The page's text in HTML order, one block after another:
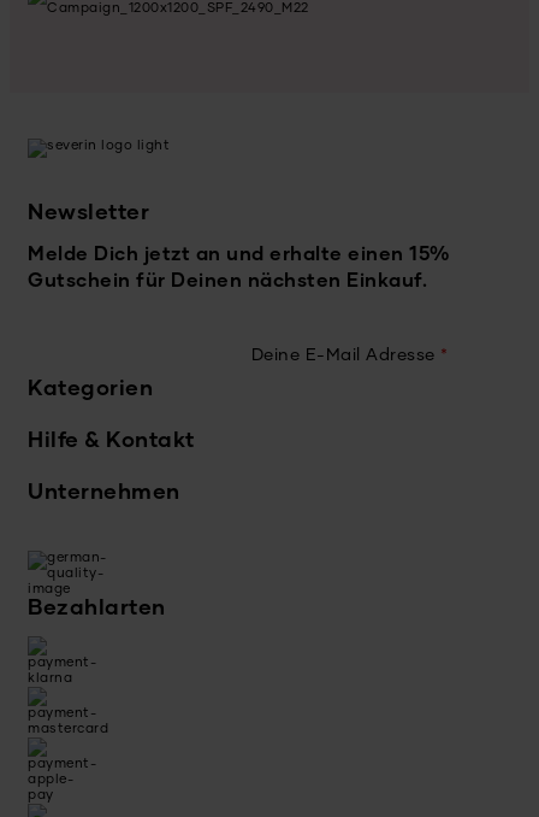
Newsletter
Melde Dich jetzt an und erhalte einen 15%
Gutschein für Deinen nächsten Einkauf.
Deine E-Mail Adresse *
Kategorien
Hilfe & Kontakt
Unternehmen
Bezahlarten